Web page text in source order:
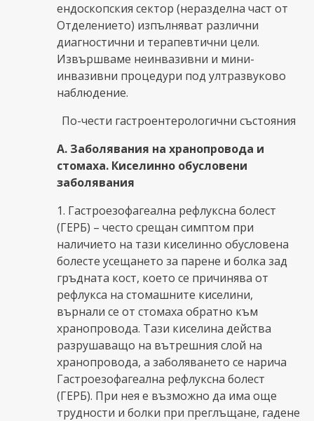
ендоскопския сектор (неразделна част от
Отделението) изпълняват различни
диагностични и терапевтични цели.
Извършваме неинвазивни и мини-
инвазивни процедури под ултразвуково
наблюдение.
По-чести гастроентерологични състояния
А. Заболявания на хранопровода и
стомаха. Киселинно обусловени
заболявания
1. Гастроезофагеална рефлуксна болест
(ГЕРБ) – често срещан симптом при
наличието на тази киселинно обусловена
болесте усещането за парене и болка зад
гръдната кост, което се причинява от
рефлукса на стомашните киселини,
върнали се от стомаха обратно към
хранопровода. Тази киселина действа
разрушаващо на вътрешния слой на
хранопровода, а заболяването се нарича
Гастроезофагеална рефлуксна болест
(ГЕРБ). При нея е възможно да има още
трудности и болки при преглъщане, гадене